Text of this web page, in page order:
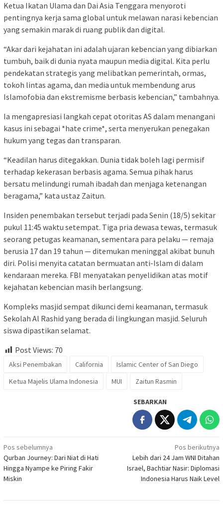
Ketua Ikatan Ulama dan Dai Asia Tenggara menyoroti
pentingnya kerja sama global untuk melawan narasi kebencian
yang semakin marak di ruang publik dan digital.
“Akar dari kejahatan ini adalah ujaran kebencian yang dibiarkan
tumbuh, baik di dunia nyata maupun media digital. Kita perlu
pendekatan strategis yang melibatkan pemerintah, ormas,
tokoh lintas agama, dan media untuk membendung arus
Islamofobia dan ekstremisme berbasis kebencian,” tambahnya.
Ia mengapresiasi langkah cepat otoritas AS dalam menangani
kasus ini sebagai *hate crime*, serta menyerukan penegakan
hukum yang tegas dan transparan.
“Keadilan harus ditegakkan. Dunia tidak boleh lagi permisif
terhadap kekerasan berbasis agama. Semua pihak harus
bersatu melindungi rumah ibadah dan menjaga ketenangan
beragama,” kata ustaz Zaitun.
Insiden penembakan tersebut terjadi pada Senin (18/5) sekitar
pukul 11:45 waktu setempat. Tiga pria dewasa tewas, termasuk
seorang petugas keamanan, sementara para pelaku — remaja
berusia 17 dan 19 tahun — ditemukan meninggal akibat bunuh
diri. Polisi menyita catatan bermuatan anti-Islam di dalam
kendaraan mereka. FBI menyatakan penyelidikan atas motif
kejahatan kebencian masih berlangsung.
Kompleks masjid sempat dikunci demi keamanan, termasuk
Sekolah Al Rashid yang berada di lingkungan masjid. Seluruh
siswa dipastikan selamat.
Post Views: 70
Aksi Penembakan California
Islamic Center of San Diego
Ketua Majelis Ulama Indonesia
MUI Zaitun Rasmin
SEBARKAN
Navigasi
pos
Pos sebelumnya
Qurban Journey: Dari Niat di Hati
Hingga Nyampe ke Piring Fakir
Miskin
Pos berikutnya
Lebih dari 24 Jam WNI Ditahan
Israel, Bachtiar Nasir: Diplomasi
Indonesia Harus Naik Level